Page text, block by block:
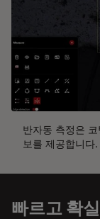
반자동 측정은
보를 제공합니다.
빠르고 확